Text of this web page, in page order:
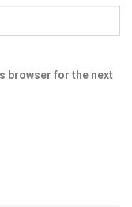
browser for the next